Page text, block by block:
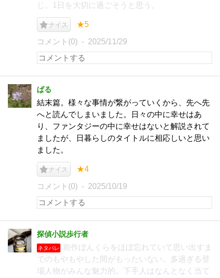
じ。1日を大切に過ごそうと思う。
ナイス ★5
コメント(0) 2025/11/29
ぱる
結末篇。様々な事情が繋がっていくから、先へ先
へと読んでしまいました。日々の中に幸せはあ
り、ファンタジーの中に幸せはないと解説されて
ましたが、日暮らしのタイトルに相応しいと思い
ました。
ナイス ★4
コメント(0) 2025/10/19
探偵小説歩行者
ネタバレ
前作ぼんくらをほぼ忘れていて思い出すま
でのもやもやした間がもったいない。多過ぎる登
場人物がみんな魅力的。下手人はなんとなく当て